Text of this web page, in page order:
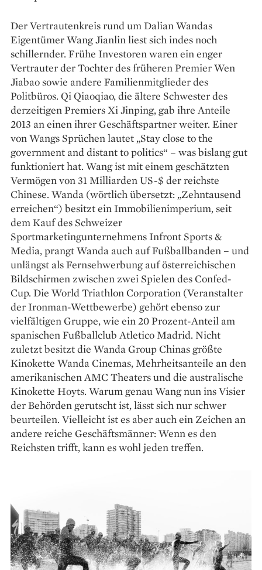
Der Vertrautenkreis rund um Dalian Wandas
Eigentümer Wang Jianlin liest sich indes noch
schillernder. Frühe Investoren waren ein enger
Vertrauter der Tochter des früheren Premier Wen
Jiabao sowie andere Familienmitglieder des
Politbüros. Qi Qiaoqiao, die ältere Schwester des
derzeitigen Premiers Xi Jinping, gab ihre Anteile
2013 an einen ihrer Geschäftspartner weiter. Einer
von Wangs Sprüchen lautet „Stay close to the
government and distant to politics“ – was bislang gut
funktioniert hat. Wang ist mit einem geschätzten
Vermögen von 31 Milliarden US-$ der reichste
Chinese. Wanda (wörtlich übersetzt: „Zehntausend
erreichen“) besitzt ein Immobilienimperium, seit
dem Kauf des Schweizer
Sportmarketingunternehmens Infront Sports &
Media, prangt Wanda auch auf Fußballbanden – und
unlängst als Fernsehwerbung auf österreichischen
Bildschirmen zwischen zwei Spielen des Confed-
Cup. Die World Triathlon Corporation (Veranstalter
der Ironman-Wettbewerbe) gehört ebenso zur
vielfältigen Gruppe, wie ein 20 Prozent-Anteil am
spanischen Fußballclub Atletico Madrid. Nicht
zuletzt besitzt die Wanda Group Chinas größte
Kinokette Wanda Cinemas, Mehrheitsanteile an den
amerikanischen AMC Theaters und die australische
Kinokette Hoyts. Warum genau Wang nun ins Visier
der Behörden gerutscht ist, lässt sich nur schwer
beurteilen. Vielleicht ist es aber auch ein Zeichen an
andere reiche Geschäftsmänner: Wenn es den
Reichsten trifft, kann es wohl jeden treffen.